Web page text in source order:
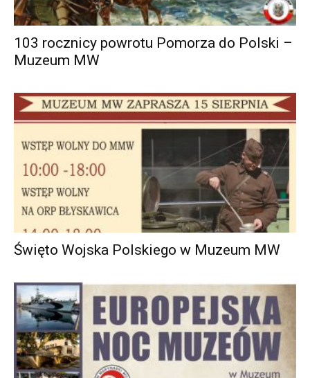
103 rocznicy powrotu Pomorza do Polski –
Muzeum MW
Święto Wojska Polskiego w Muzeum MW